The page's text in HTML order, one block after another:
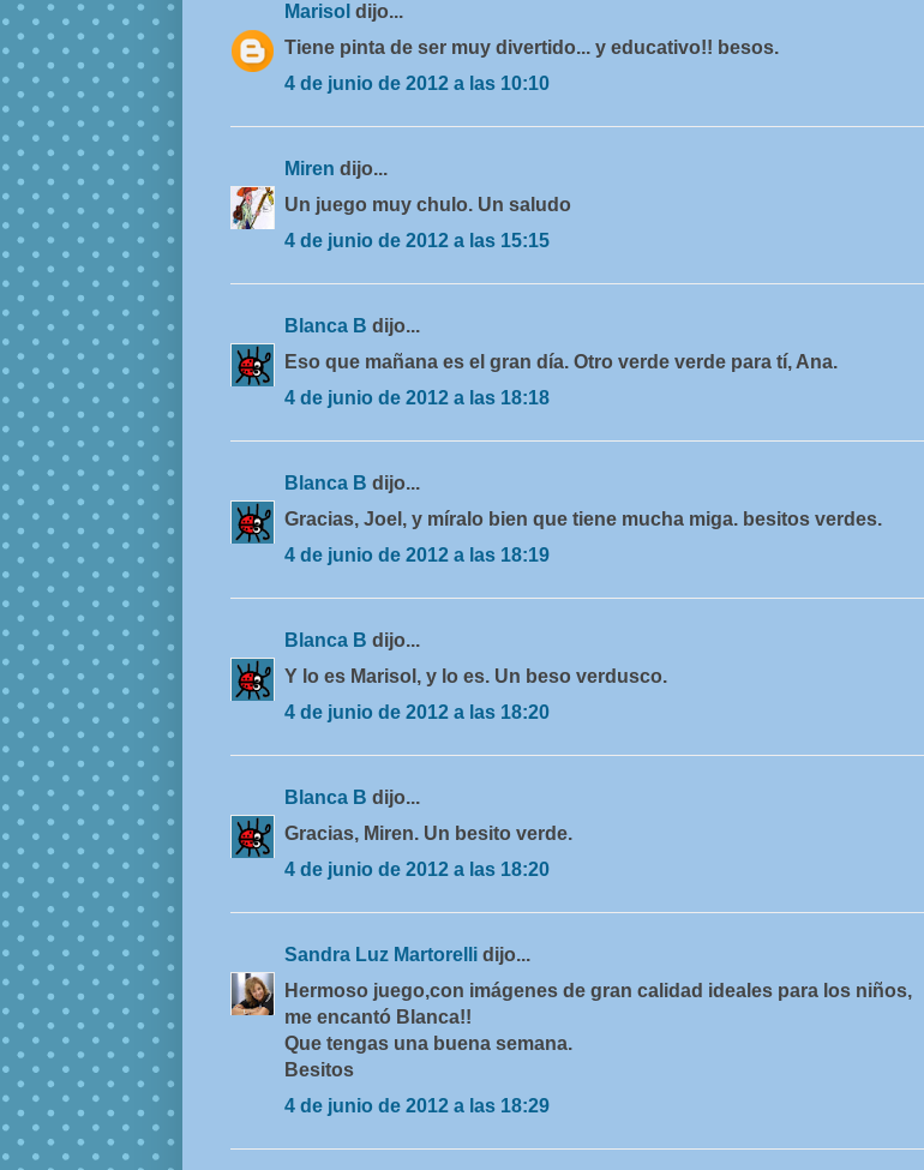
Marisol dijo...
Tiene pinta de ser muy divertido... y educativo!! besos.
4 de junio de 2012 a las 10:10
Miren dijo...
Un juego muy chulo. Un saludo
4 de junio de 2012 a las 15:15
Blanca B dijo...
Eso que mañana es el gran día. Otro verde verde para tí, Ana.
4 de junio de 2012 a las 18:18
Blanca B dijo...
Gracias, Joel, y míralo bien que tiene mucha miga. besitos verdes.
4 de junio de 2012 a las 18:19
Blanca B dijo...
Y lo es Marisol, y lo es. Un beso verdusco.
4 de junio de 2012 a las 18:20
Blanca B dijo...
Gracias, Miren. Un besito verde.
4 de junio de 2012 a las 18:20
Sandra Luz Martorelli dijo...
Hermoso juego,con imágenes de gran calidad ideales para los niños,
me encantó Blanca!!
Que tengas una buena semana.
Besitos
4 de junio de 2012 a las 18:29